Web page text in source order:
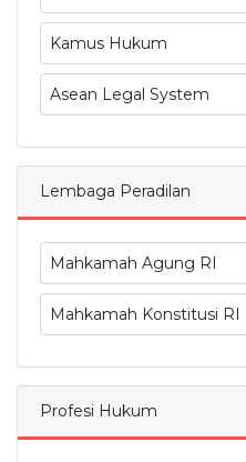
Kamus Hukum
Asean Legal System
Lembaga Peradilan
Mahkamah Agung RI
Mahkamah Konstitusi RI
Profesi Hukum